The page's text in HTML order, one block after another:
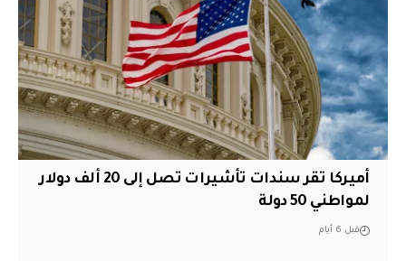
أميركا تقر سندات تأشيرات تصل إلى 20 ألف دولار
لمواطني 50 دولة
قبل 6 أيام